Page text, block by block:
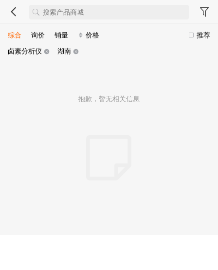
推荐
综合 询价 销量
价格
卤素分析仪
湖南
抱歉，暂无相关信息